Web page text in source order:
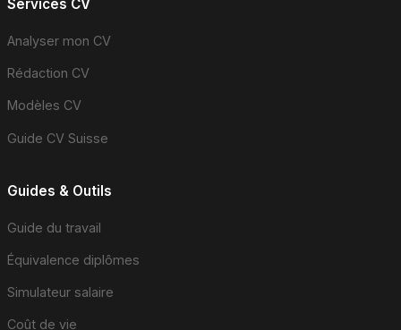
Services CV
Analyser mon CV
Rédaction CV
Modèles CV
Guide CV Suisse
Guides & Outils
Guide du travail
Équivalence diplômes
Simulateur salaire
Coût de vie